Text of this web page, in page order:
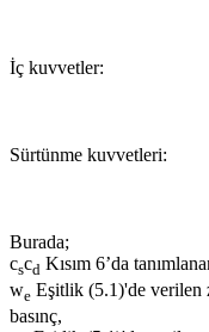
İç kuvvetler:
Sürtünme kuvvetleri:
Burada;
cscd Kısım 6’da
we Eşitlik (5.1)'de verilen
basınç,